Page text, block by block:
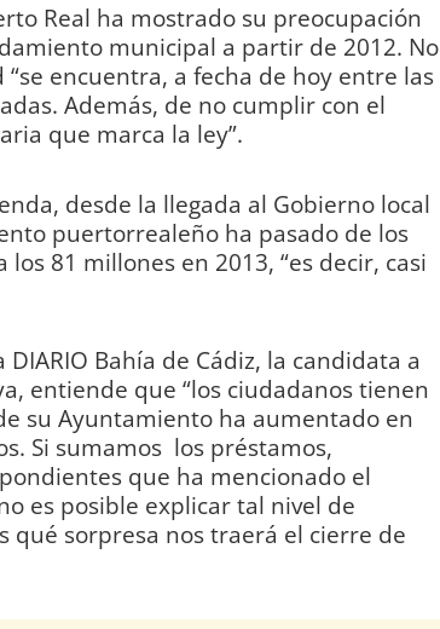
Real ha mostrado su preocupación
municipal a partir de 2012. No
encuentra, a fecha de hoy entre las
Además, de no cumplir con el
que marca la ley”.
desde la llegada al Gobierno local
puertorrealeño ha pasado de los
81 millones en 2013, “es decir, casi
Bahía de Cádiz, la candidata a
entiende que “los ciudadanos tienen
su Ayuntamiento ha aumentado en
Si sumamos los préstamos,
que ha mencionado el
es posible explicar tal nivel de
qué sorpresa nos traerá el cierre de